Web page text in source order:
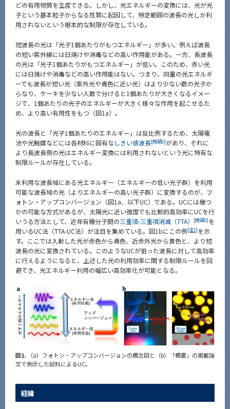
どの有用物質を生産できる。しかし、光エネルギーの変換には、光が光
子という基本粒子からなる性質に起因して、特定範囲の波長の光しか利
用されないという根本的な制限が存在している。
短波長の光は「光子1個あたりがもつエネルギー」が多い。例えば波長
の短い紫外線には日焼けや消毒などの高い作用能がある。一方、長波長
の光は「光子1個あたりがもつエネルギー」が低い。このため、赤い光
には日焼けや消毒などの高い作用能はない。つまり、同量の光エネルギ
ーでも波長が短い光（紫外光や青色に近い光）はより少ない数の光子か
らなり、ケーキを少ない人数で分けると1個あたりが大きくなるイメー
ジで、1個あたりの光子のエネルギーが大きく様々な作用を起こせるた
め、より高い有用性をもつ（図1a）。
光の波長と「光子1個あたりのエネルギー」は反比例するため、太陽電
池や光触媒などには各材料に固有なしきい値波長[用語2]があり、それに
より長波長側の光はエネルギー変換には利用されないという光に特有な
制限ルールが存在している。
未利用な波長域にある光エネルギー（エネルギーの低い光子群）を利用
可能な波長域の光（よりエネルギーの高い光子群）に変換するのが、フ
ォトン・アップコンバージョン（図1a、以下UC）である。UCには幾つ
かの可能な方式があるが、太陽光に近い強度でも比較的高効率にUCを行
いうる方法として、近年有機分子間の三重項-三重項消滅（TTA） [用語3]を
用いるUC法（TTA-UC法）が注目を集めている。図1bにこの例[注1]を示
す。ここでは入射した光が赤色から青色、近赤外光から黄色と、より短
波長の光に変換されている。このようなUCが狙った波長に対して高効率
に行えるようになると、上述した光の利用効率に関する制限ルールを回
避でき、光エネルギー利用の幅広い高効率化が可能となる。
図1.
（a）フォトン・アップコンバージョンの概念図と（b）「概要」の掲載論
文で例示した試料によるUC。
経緯